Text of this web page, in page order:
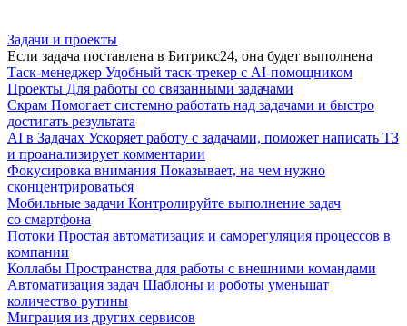
Задачи и проекты
Если задача поставлена в Битрикс24, она будет выполнена
Таск-менеджер Удобный таск-трекер с AI-помощником
Проекты Для работы со связанными задачами
Скрам Помогает системно работать над задачами и быстро
достигать результата
AI в Задачах Ускоряет работу с задачами, поможет написать ТЗ
и проанализирует комментарии
Фокусировка внимания Показывает, на чем нужно
сконцентрироваться
Мобильные задачи Контролируйте выполнение задач
со смартфона
Потоки Простая автоматизация и саморегуляция процессов в
компании
Коллабы Пространства для работы с внешними командами
Автоматизация задач Шаблоны и роботы уменьшат
количество рутины
Миграция из других сервисов